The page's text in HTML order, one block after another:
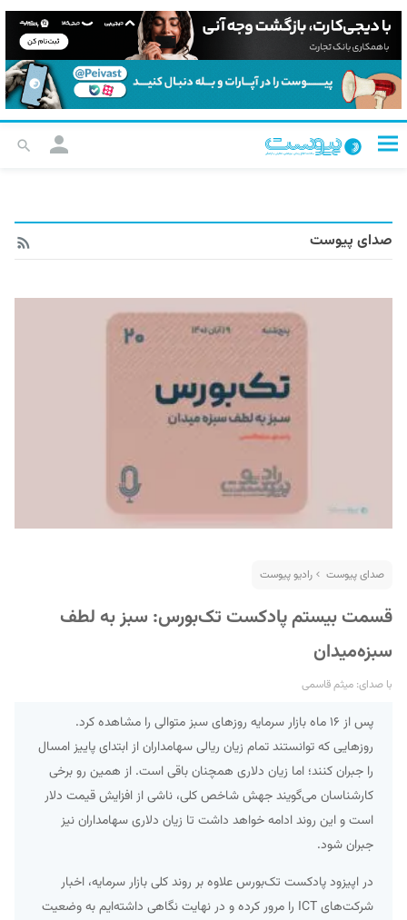
صدای پیوست
صدای پیوست رادیو پیوست
قسمت بیستم پادکست تک‌بورس: سبز به لطف
سبزه‌میدان
با صدای: میثم قاسمی
پس از ۱۶ ماه بازار سرمایه روزهای سبز متوالی را مشاهده کرد.
روزهایی که توانستند تمام زیان ریالی سهامداران از ابتدای پاییز امسال
را جبران کنند؛ اما زیان دلاری همچنان باقی است. از همین رو برخی
کارشناسان می‌گویند جهش شاخص کلی، ناشی از افزایش قیمت دلار
است و این روند ادامه خواهد داشت تا زیان دلاری سهامداران نیز
جبران شود.
در اپیزود پادکست تک‌بورس علاوه بر روند کلی بازار سرمایه، اخبار
شرکت‌های ICT را مرور کرده و در نهایت نگاهی داشته‌ایم به وضعیت